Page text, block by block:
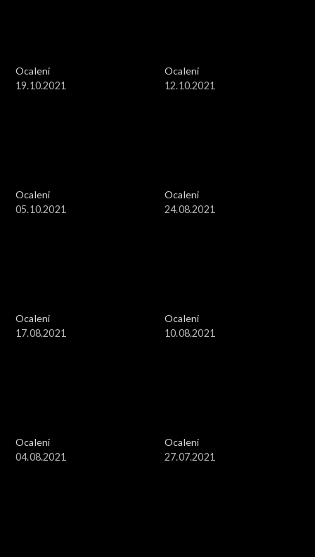
Ocaleni
19.10.2021
Ocaleni
12.10.2021
Ocaleni
05.10.2021
Ocaleni
24.08.2021
Ocaleni
17.08.2021
Ocaleni
10.08.2021
Ocaleni
04.08.2021
Ocaleni
27.07.2021